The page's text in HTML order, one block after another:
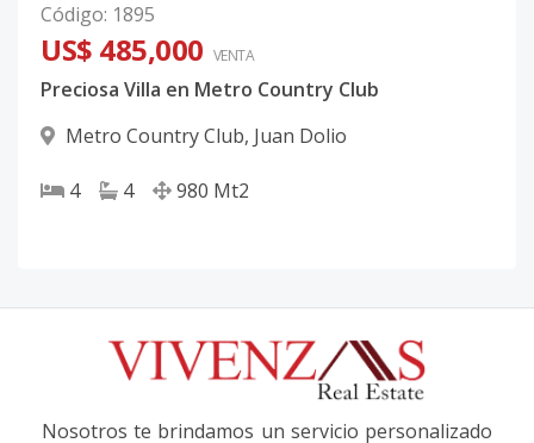
Código: 1895
US$ 485,000 VENTA
Preciosa Villa en Metro Country Club
Metro Country Club, Juan Dolio
4 4 980 Mt2
Nosotros te brindamos un servicio personalizado